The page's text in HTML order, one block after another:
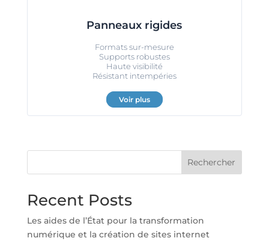
Panneaux rigides
Formats sur-mesure
Supports robustes
Haute visibilité
Résistant intempéries
Voir plus
Rechercher
Recent Posts
Les aides de l’État pour la transformation
numérique et la création de sites internet